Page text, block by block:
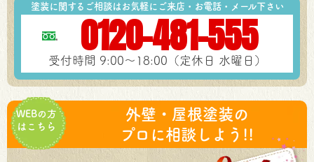
塗装に関するご相談はお気軽にご来店・お電話・メール下さい
0120-481-555
受付時間 9:00～18:00（定休日 水曜日）
WEBの方
はこちら
外壁・屋根塗装の
プロに相談しよう!!